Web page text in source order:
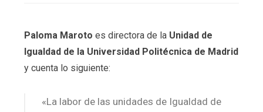
Paloma Maroto es directora de la Unidad de
Igualdad de la Universidad Politécnica de Madrid
y cuenta lo siguiente:
«La labor de las unidades de Igualdad de